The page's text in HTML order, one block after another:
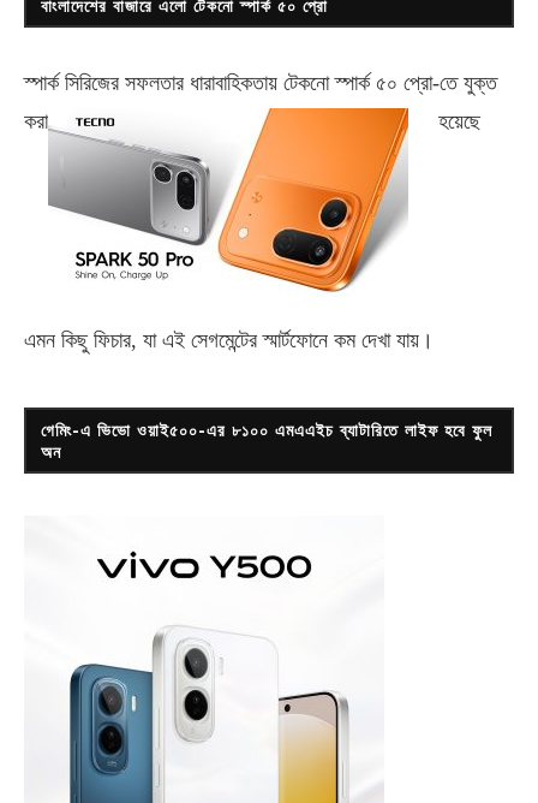
বাংলাদেশের বাজারে এলো টেকনো স্পার্ক ৫০ প্রো
স্পার্ক সিরিজের সফলতার ধারাবাহিকতায় টেকনোস্পার্ক ৫০ প্রো-তে যুক্ত
করা
হয়েছে
এমন কিছু ফিচার, যা এই সেগমেন্টের স্মার্টফোনে কম দেখা যায়।
গেমিং-এ ভিভো ওয়াই৫০০-এর ৮১০০ এমএএইচ ব্যাটারিতে লাইফ হবে ফুল
অন